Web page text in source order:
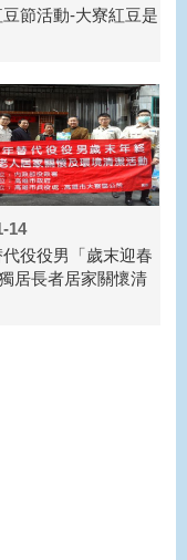
豆節活動-大寮紅豆是
14
代役役男「歲末迎春
居長者居家關懷清